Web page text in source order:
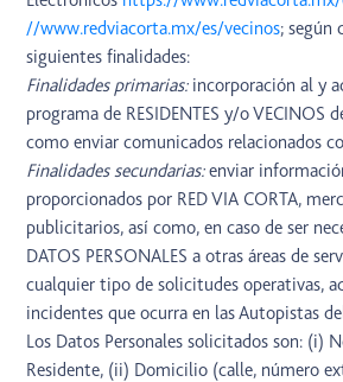
//www.redviacorta.mx/es/vecinos; según
siguientes finalidades:
Finalidades primarias: incorporación al y
programa de RESIDENTES y/o VECINOS
como enviar comunicados relacionados
Finalidades secundarias:enviar
proporcionados por RED VIA CORTA,
publicitarios, así como, en caso de ser
DATOS PERSONALES a otras áreas de
cualquier tipo de solicitudes operativas,
incidentes que ocurra en las Autopistas
Los Datos Personales solicitados son: (i)
Residente, (ii) Domicilio (calle, número